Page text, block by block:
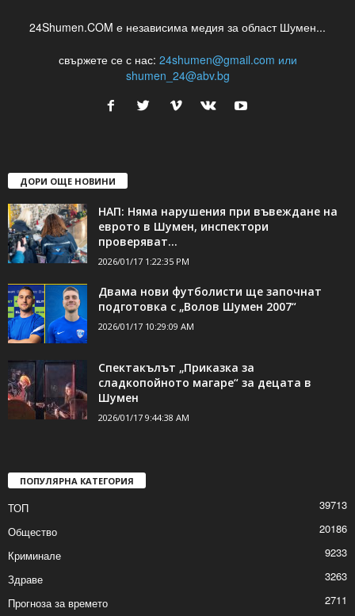
24Shumen.COM е независима медия за област Шумен...
свържете се с нас: 24shumen@gmail.com или
shumen_24@abv.bg
ДОРИ ОЩЕ НОВИНИ
НАП: Няма нарушения при въвеждане на
еврото в Шумен, инспектори
проверяват...
2026/01/17 1:22:35 PM
Двама нови футболисти ще започнат
подготовка с „Волов Шумен 2007“
2026/01/17 10:29:09 AM
Спектакълът „Приказка за
сладкопойното магаре“ за децата в
Шумен
2026/01/17 9:44:38 AM
ПОПУЛЯРНА КАТЕГОРИЯ
ТОП
39713
Общество
20186
Криминале
9233
Здраве
3263
Прогноза за времето
2711